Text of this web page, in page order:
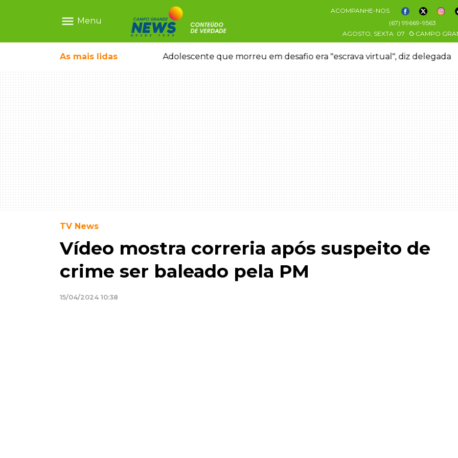
menu Menu
ACOMPANHE-NOS
(67) 99669-9563
AGOSTO, SEXTA 07 CAMPO
As mais lidas
ganhar dia oficial em MS Adolescente que morreu em desafio era "escrava virtual", diz delegada
TV News
Vídeo mostra correria após suspeito de
crime ser baleado pela PM
15/04/2024 10:38